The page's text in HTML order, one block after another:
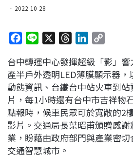
2022-10-28
c
e
b
o
o
k
n
e
r
e
a
d
s
n
k
e
d
I
n
p
y
L
i
n
k
台中轉運中心發揮超級「影」
產半戶外透明LED薄膜顯示器
動態資訊、台鐵台中站火車到
片，每1小時還有台中市吉祥物
點報時，候車民眾可於寬敞的2
影片。交通局長葉昭甫頒贈感
業，盼藉由政府部門與產業密
交通智慧城市。